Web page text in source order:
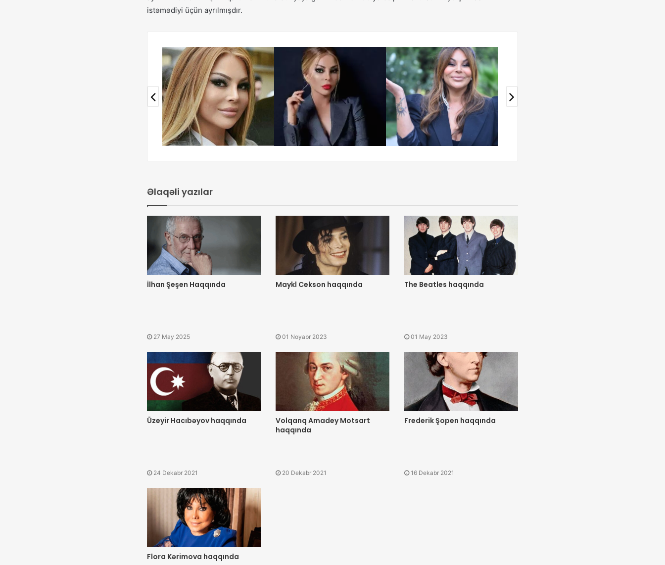
istəmədiyi üçün ayrılmışdır.
Əlaqəli yazılar
İlhan Şeşen Haqqında
27 May 2025
Maykl Cekson haqqında
01 Noyabr 2023
The Beatles haqqında
01 May 2023
Üzeyir Hacıbəyov haqqında
24 Dekabr 2021
Volqanq Amadey Motsart
haqqında
20 Dekabr 2021
Frederik Şopen haqqında
16 Dekabr 2021
Flora Kərimova haqqında